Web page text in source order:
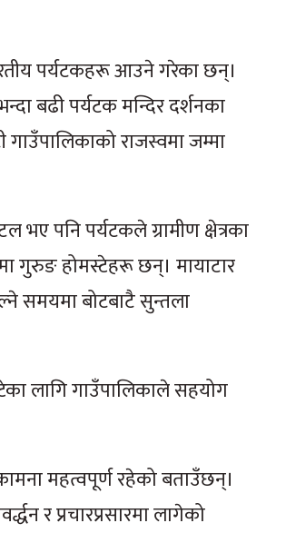
पर्यटकहरू आउने गरेका छन्।
बढी पर्यटक मन्दिर दर्शनका
राजस्वमा जम्मा
भए पनि पर्यटकले ग्रामीण क्षेत्रका
गुरुङ होमस्टेहरू छन्। मायाटार
समयमा बोटबाटै सुन्तला
लागि गाउँपालिकाले सहयोग
महत्वपूर्ण रहेको बताउँछन्।
र प्रचारप्रसारमा लागेको